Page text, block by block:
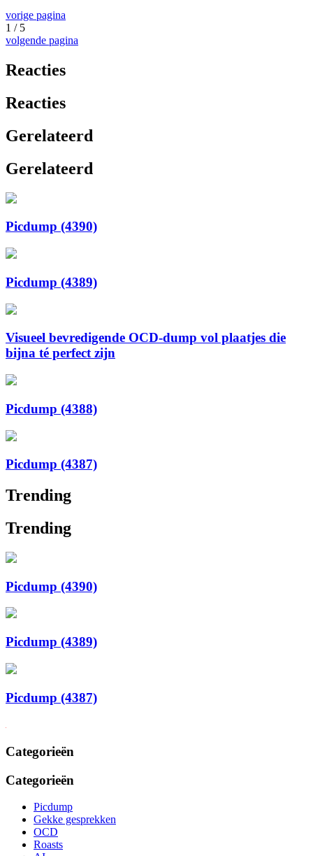
vorige pagina
1 / 5
volgende pagina
Reacties
Reacties
Gerelateerd
Gerelateerd
Picdump (4390)
Picdump (4389)
Visueel bevredigende OCD-dump vol plaatjes die
bijna té perfect zijn
Picdump (4388)
Picdump (4387)
Trending
Trending
Picdump (4390)
Picdump (4389)
Picdump (4387)
Categorieën
Categorieën
Picdump
Gekke gesprekken
OCD
Roasts